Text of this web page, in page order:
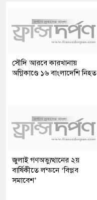
সৌদি আরবে কারখানায়
অগ্নিকাণ্ডে ১৬ বাংলাদেশি নিহত
জুলাই গণঅভ্যুত্থানের ২য়
বার্ষিকীতে লন্ডনে ‘বিপ্লব
সমাবেশ’